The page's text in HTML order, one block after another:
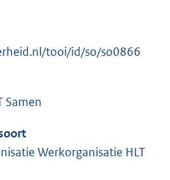
tooi/id/so/so0866
Samen
Werkorganisatie HLT